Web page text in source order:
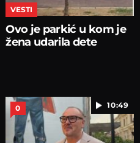
VESTI
Ovo je parkić u kom je
žena udarila dete
10:49
0